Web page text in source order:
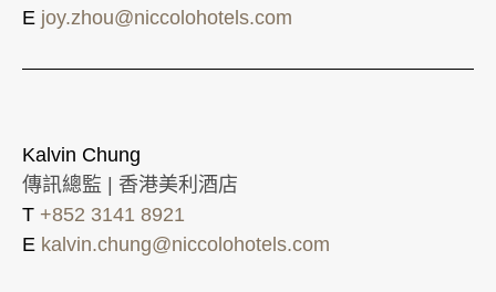
E joy.zhou@niccolohotels.com
Kalvin Chung
傳訊總監 | 香港美利酒店
T +852 3141 8921
E kalvin.chung@niccolohotels.com